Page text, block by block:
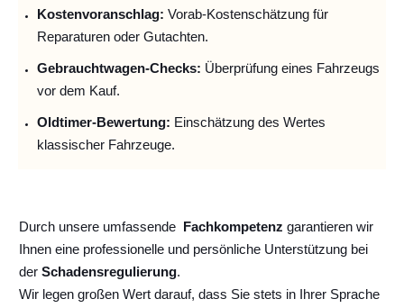
Kostenvoranschlag: Vorab-Kostenschätzung für
Reparaturen oder Gutachten.
Gebrauchtwagen-Checks: Überprüfung eines Fahrzeugs
vor dem Kauf.
Oldtimer-Bewertung: Einschätzung des Wertes
klassischer Fahrzeuge.
Durch unsere umfassende Fachkompetenz garantieren wir
Ihnen eine professionelle und persönliche Unterstützung bei
der Schadensregulierung.
Wir legen großen Wert darauf, dass Sie stets in Ihrer Sprache